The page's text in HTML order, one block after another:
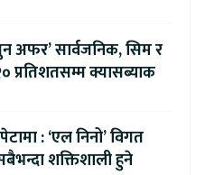
अफर’ सार्वजनिक, सिम र
प्रतिशतसम्म क्यासब्याक
: ‘एल निनो’ विगत
शक्तिशाली हुने